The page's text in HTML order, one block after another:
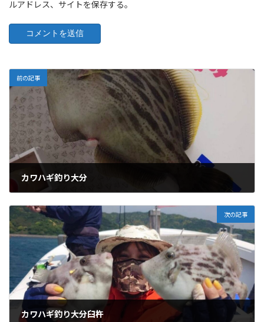
ルアドレス、サイトを保存する。
前の記事
カワハギ釣り大分
次の記事
カワハギ釣り大分臼杵